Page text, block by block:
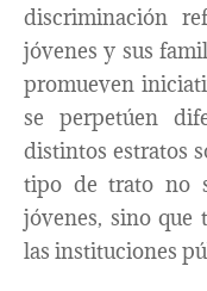
discriminación
jóvenes y sus
promueven
se perpetúen
distintos estratos
tipo de trato no
jóvenes, sino que
las instituciones